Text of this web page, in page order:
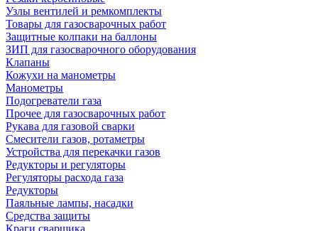
Узлы вентилей и ремкомплекты
Товары для газосварочных работ
Защитные колпаки на баллоны
ЗИП для газосварочного оборудования
Клапаны
Кожухи на манометры
Манометры
Подогреватели газа
Прочее для газосварочных работ
Рукава для газовой сварки
Смесители газов, ротаметры
Устройства для перекачки газов
Редукторы и регуляторы
Регуляторы расхода газа
Редукторы
Паяльные лампы, насадки
Средства защиты
Краги сварщика